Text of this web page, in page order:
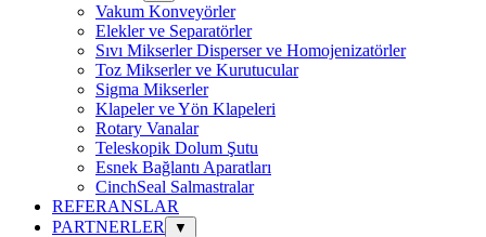
Vakum Konveyörler
Elekler ve Separatörler
Sıvı Mikserler Disperser ve Homojenizatörler
Toz Mikserler ve Kurutucular
Sigma Mikserler
Klapeler ve Yön Klapeleri
Rotary Vanalar
Teleskopik Dolum Şutu
Esnek Bağlantı Aparatları
CinchSeal Salmastralar
REFERANSLAR
PARTNERLER
▼